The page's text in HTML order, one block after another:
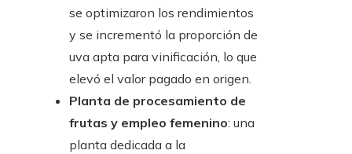
se optimizaron los rendimientos
y se incrementó la proporción de
uva apta para vinificación, lo que
elevó el valor pagado en origen.
Planta de procesamiento de
frutas y empleo femenino: una
planta dedicada a la